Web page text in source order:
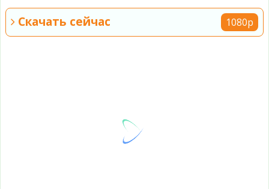
Скачать сейчас 1080p